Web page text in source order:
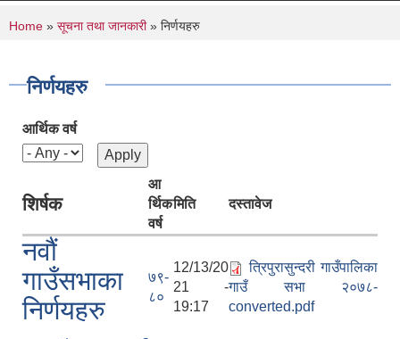
You are here
Home » सूचना तथा जानकारी» निर्णयहरु
निर्णयहरु
आर्थिक वर्ष
शिर्षक
आ
र्थिक
वर्ष
मिति दस्तावेज
नवौं
गाउँसभाका
निर्णयहरु
७९-
८०
12/13/20
21 -
19:17
त्रिपुरासुन्दरी गाउँपालिका
गाउँ सभा २०७८-
converted.pdf